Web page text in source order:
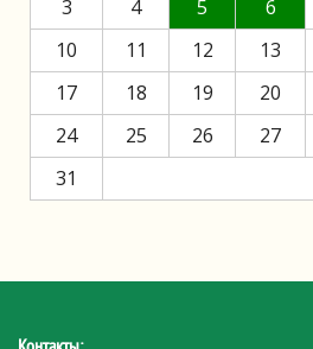
3
4 5 6
10
11 12 13
17
18 19 20
24
25 26 27
31